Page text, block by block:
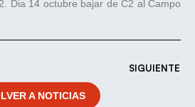
Dia 14 octubre bajar de C2 al Campo
SIGUIENTE
A NOTICIAS